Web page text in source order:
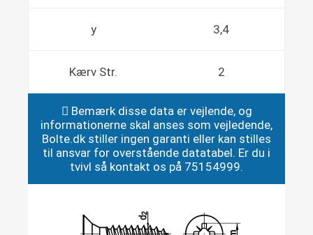
y 3,4
Kærv Str. 2
Bemærk disse data er vejlende, og
informationerne skal anses som vejledende,
Bolte.dk stiller ingen garanti eller kan stilles
til ansvar for overstående datatabel. Er du i
tvivl så kontakt os på 75154999.